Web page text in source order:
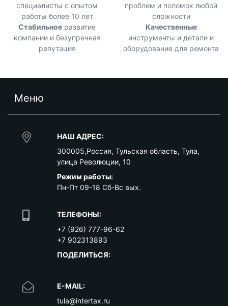
специалисты с опытом
работы более 10 лет
проблем и поломок любой
сложности
Стабильное развитие
компании и безупречная
репутация
Качественные
инструменты и детали и
оборудование для ремонта
Меню
НАШ АДРЕС:
300005,Россия, Тульская область, Тула,
улица Революции, 10
Режим работы:
Пн-Пт 09-18 Сб-Вс вых.
ТЕЛЕФОНЫ:
+7 (926) 777-96-62
+7 902313893
ПОДЕЛИТЬСЯ:
E-MAIL:
tula@intertax.ru